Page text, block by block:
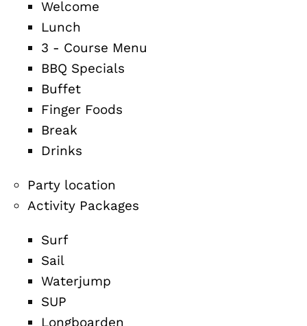
Welcome
Lunch
3 - Course Menu
BBQ Specials
Buffet
Finger Foods
Break
Drinks
Party location
Activity Packages
Surf
Sail
Waterjump
SUP
Longboarden